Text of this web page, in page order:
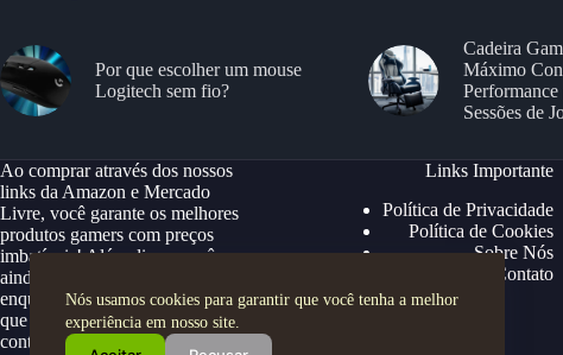
Nós usamos cookies para garantir que você tenha a melhor
experiência em nosso site.
Por que escolher um mouse
Logitech sem fio?
Cadeira
Máximo
Sessões de
Ao comprar através dos nossos
links da Amazon e Mercado
Livre, você garante os melhores
produtos gamers com preços
imbatíveis! Além disso, você
ainda ganha descontos exclusivos,
enquanto apoia nosso site para
que possamos continuar trazendo
conteúdos e ofertas especiais.
Links Importante
Política de Privacidade
Política de Cookies
Sobre Nós
Contato